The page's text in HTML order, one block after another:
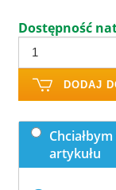
Dostępność
DODAJ
artykułu